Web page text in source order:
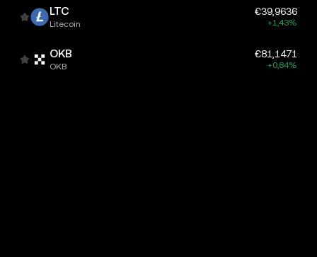
LTC
Litecoin
€39,9636
+1,43%
OKB
OKB
€81,1471
+0,84%